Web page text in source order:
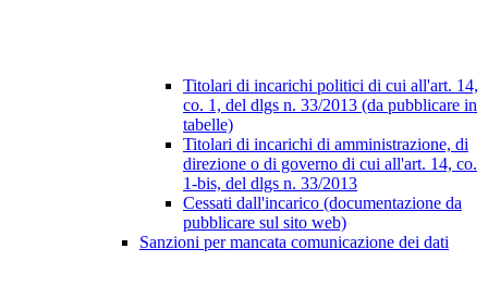
Titolari di incarichi politici di cui all'art. 14,
co. 1, del dlgs n. 33/2013 (da pubblicare in
tabelle)
Titolari di incarichi di amministrazione, di
direzione o di governo di cui all'art. 14, co.
1-bis, del dlgs n. 33/2013
Cessati dall'incarico (documentazione da
pubblicare sul sito web)
Sanzioni per mancata comunicazione dei dati